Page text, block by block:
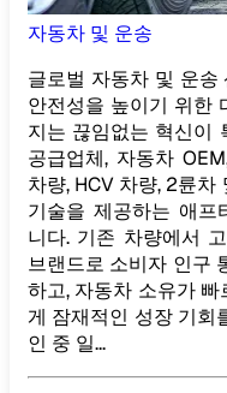
자동차 및 운송
글로벌 자동차 및 운
안전성을 높이기 위한
지는 끊임없는 혁신이
공급업체, 자동차
차량, HCV 차량, 2륜
기술을 제공하는 애프
니다. 기존 차량에서
브랜드로 소비자 인구
하고, 자동차 소유가
게 잠재적인 성장 기회
인 중 일...